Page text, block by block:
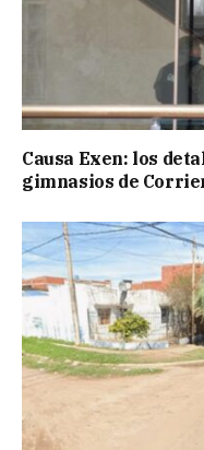
Causa Exen: los
gimnasios de